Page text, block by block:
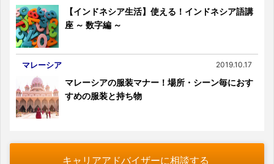
【インドネシア生活】使える！インドネシア語講
座 ～ 数字編 ～
マレーシア 2019.10.17
マレーシアの服装マナー！場所・シーン毎におす
すめの服装と持ち物
キャリアアドバイザーに相談する